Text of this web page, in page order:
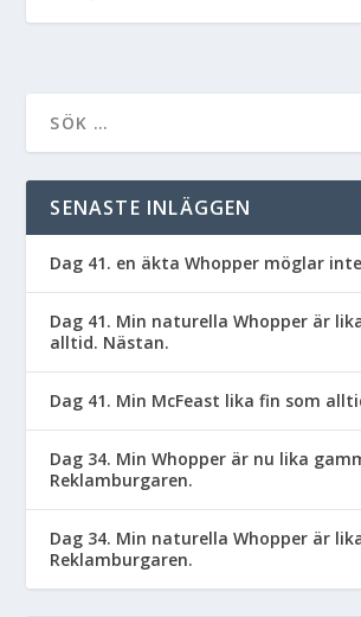
SENASTE INLÄGGEN
Dag 41. en äkta Whopper möglar
Dag 41. Min naturella Whopper är
alltid. Nästan.
Dag 41. Min McFeast lika fin som
Dag 34. Min Whopper är nu lika
Reklamburgaren.
Dag 34. Min naturella Whopper är
Reklamburgaren.